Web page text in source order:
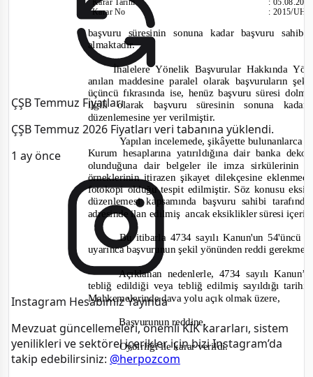
ÇŞB Temmuz Fiyatları
ÇŞB Temmuz 2026 Fiyatları veri tabanına yüklendi.
1 ay önce
Instagram Hesabımız Yayında
Mevzuat güncellemeleri, önemli KİK kararları, sistem
yenilikleri ve sektörel içerikler için bizi Instagram’da
takip edebilirsiniz: @herpozcom
Karar No :2015/
başvuru süresinin sonuna kadar başvuru sahibi
almaktadır.
İhalelere Yönelik Başvurular Hakkında
anılan maddesine paralel olarak başvuruların
üçüncü fıkrasında ise, henüz başvuru süresi
ilgili olarak başvuru süresinin sonuna
düzenlemesine yer verilmiştir.
Yapılan incelemede, şikâyette bulunanlarca
Kurum hesaplarına yatırıldığına dair banka
olunduğuna dair belgeler ile imza sirkülerinin
örneklerinin itirazen şikayet dilekçesine
fotokopi olduğu tespit edilmiştir. Söz konusu
düzenlemesi kapsamında başvuru sahibi
adresinde ilan edilmiş ancak eksiklikler süresi
Bu itibarla 4734 sayılı Kanun'un 54'üncü
uyarınca başvurunun şekil yönünden reddi
Açıklanan nedenlerle, 4734 sayılı
tebliğ edildiği veya tebliğ edilmiş sayıldığı
Mahkemelerinde dava yolu açık olmak üzere,
Başvurunun reddine,
Oybirliği ile karar verildi.